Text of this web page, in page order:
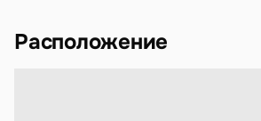
Расположение